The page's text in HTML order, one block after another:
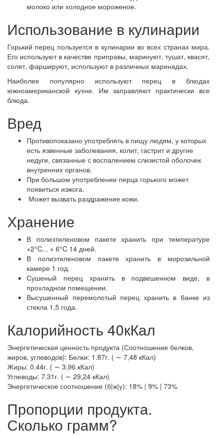
молоко или холодное мороженое.
Использование в кулинарии
Горький перец пользуется в кулинарии во всех странах мира.
Его используют в качестве приправы, маринуют, тушат, квасят,
солят, фаршируют, используют в различных маринадах.
Наиболее популярно используют перец в блюдах
южноамериканской кухне. Им заправляют практически все
блюда.
Вред
Противопоказано употреблять в пищу людям, у которых
есть язвенные заболевания, колит, гастрит и другие
недуги, связанные с воспалением слизистой оболочек
внутренних органов.
При большом употреблении перца горького может
появиться изжога.
Может вызвать раздражение кожи.
Хранение
В полиэтиленовом пакете хранить при температуре
+2°C... + 6°C 14 дней.
В полиэтиленовом пакете хранить в морозильной
камере 1 год.
Сушеный перец хранить в подвешенном виде, в
прохладном помещении.
Высушенный перемолотый перец хранить в банке из
стекла 1,5 года.
Калорийность 40кКал
Энергетическая ценность продукта (Соотношение белков,
жиров, углеводов): Белки: 1.87г. ( ∼ 7,48 кКал)
Жиры: 0.44г. ( ∼ 3,96 кКал)
Углеводы: 7.31г. ( ∼ 29,24 кКал)
Энергетическое соотношение (б|ж|у): 18% | 9% | 73%
Пропорции продукта.
Сколько грамм?